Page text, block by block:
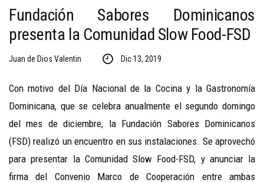
Fundación Sabores Dominicanos
presenta la Comunidad Slow Food-FSD
Juan de Dios Valentin Dic 13, 2019
Con motivo del Día Nacional de la Cocina y la Gastronomía
Dominicana, que se celebra anualmente el segundo domingo
del mes de diciembre, la Fundación Sabores Dominicanos
(FSD) realizó un encuentro en sus instalaciones. Se aprovechó
para presentar la Comunidad Slow Food-FSD, y anunciar la
firma del Convenio Marco de Cooperación entre ambas